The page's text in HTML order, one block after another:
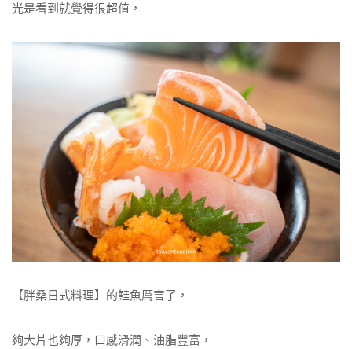
光是看到就覺得很超值，
【胖桑日式料理】的鮭魚厲害了，
夠大片也夠厚，口感滑潤、油脂豐富，